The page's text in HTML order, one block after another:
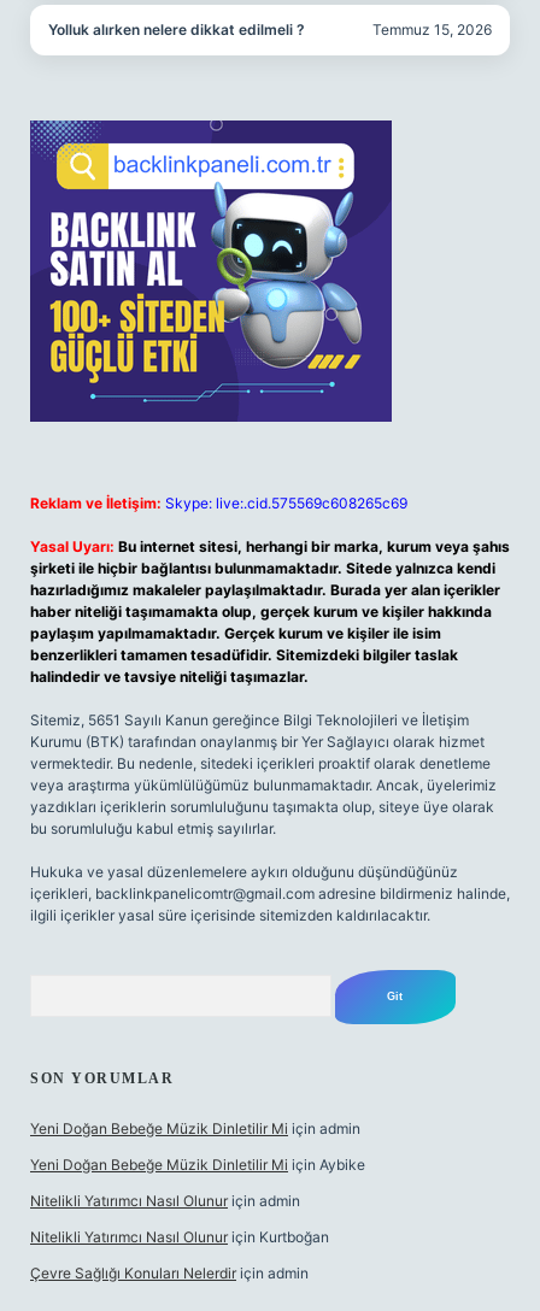
Yolluk alırken nelere dikkat edilmeli ? Temmuz 15, 2026
Reklam ve İletişim: Skype: live:.cid.575569c608265c69
Yasal Uyarı: Bu internet sitesi, herhangi bir marka, kurum veya şahıs
şirketi ile hiçbir bağlantısı bulunmamaktadır. Sitede yalnızca kendi
hazırladığımız makaleler paylaşılmaktadır. Burada yer alan içerikler
haber niteliği taşımamakta olup, gerçek kurum ve kişiler hakkında
paylaşım yapılmamaktadır. Gerçek kurum ve kişiler ile isim
benzerlikleri tamamen tesadüfidir. Sitemizdeki bilgiler taslak
halindedir ve tavsiye niteliği taşımazlar.
Sitemiz, 5651 Sayılı Kanun gereğince Bilgi Teknolojileri ve İletişim
Kurumu (BTK) tarafından onaylanmış bir Yer Sağlayıcı olarak hizmet
vermektedir. Bu nedenle, sitedeki içerikleri proaktif olarak denetleme
veya araştırma yükümlülüğümüz bulunmamaktadır. Ancak, üyelerimiz
yazdıkları içeriklerin sorumluluğunu taşımakta olup, siteye üye olarak
bu sorumluluğu kabul etmiş sayılırlar.
Hukuka ve yasal düzenlemelere aykırı olduğunu düşündüğünüz
içerikleri, backlinkpanelicomtr@gmail.com adresine bildirmeniz halinde,
ilgili içerikler yasal süre içerisinde sitemizden kaldırılacaktır.
SON YORUMLAR
Yeni Doğan Bebeğe Müzik Dinletilir Mi için admin
Yeni Doğan Bebeğe Müzik Dinletilir Mi için Aybike
Nitelikli Yatırımcı Nasıl Olunur için admin
Nitelikli Yatırımcı Nasıl Olunur için Kurtboğan
Çevre Sağlığı Konuları Nelerdir için admin